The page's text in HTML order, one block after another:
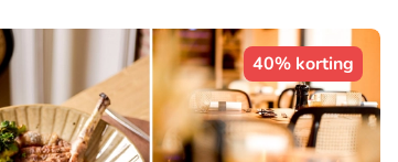
40% korting